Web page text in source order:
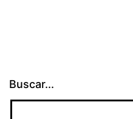
Buscar...